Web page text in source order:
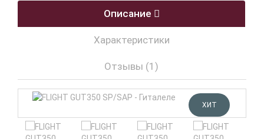
Описание
Характеристики
Отзывы (1)
ХИТ